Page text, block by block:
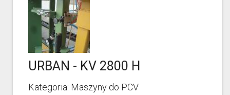
URBAN - KV 2800 H
Kategoria: Maszyny do PCV